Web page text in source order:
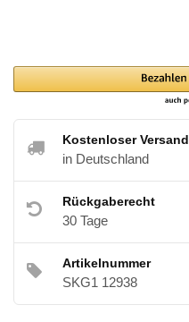
Kostenloser Versand
in Deutschland
Rückgaberecht
30 Tage
Artikelnummer
SKG1 12938